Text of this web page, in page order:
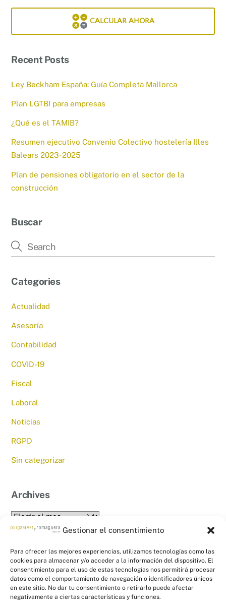
Gestionar el consentimiento
Para ofrecer las mejores experiencias, utilizamos tecnologías como las
cookies para almacenar y/o acceder a la información del dispositivo. El
consentimiento para el uso de estas tecnologías nos permitirá procesar
datos como el comportamiento de navegación o identificadores únicos
en este sitio. No dar tu consentimiento o retirarlo puede afectar
negativamente a ciertas características y funciones.
CALCULAR AHORA
Recent Posts
Ley Beckham España: Guía Completa Mallorca
Plan LGTBI para empresas
¿Qué es el TAMIB?
Resumen ejecutivo Convenio Colectivo hostelería Illes
Balears 2023-2025
Plan de pensiones obligatorio en el sector de la
construcción
Buscar
Categories
Actualidad
Asesoría
Contabilidad
COVID-19
Fiscal
Laboral
Noticias
RGPD
Sin categorizar
Archives
Archives
Back
PYR Asesores - Asesoría Fiscal, Contable